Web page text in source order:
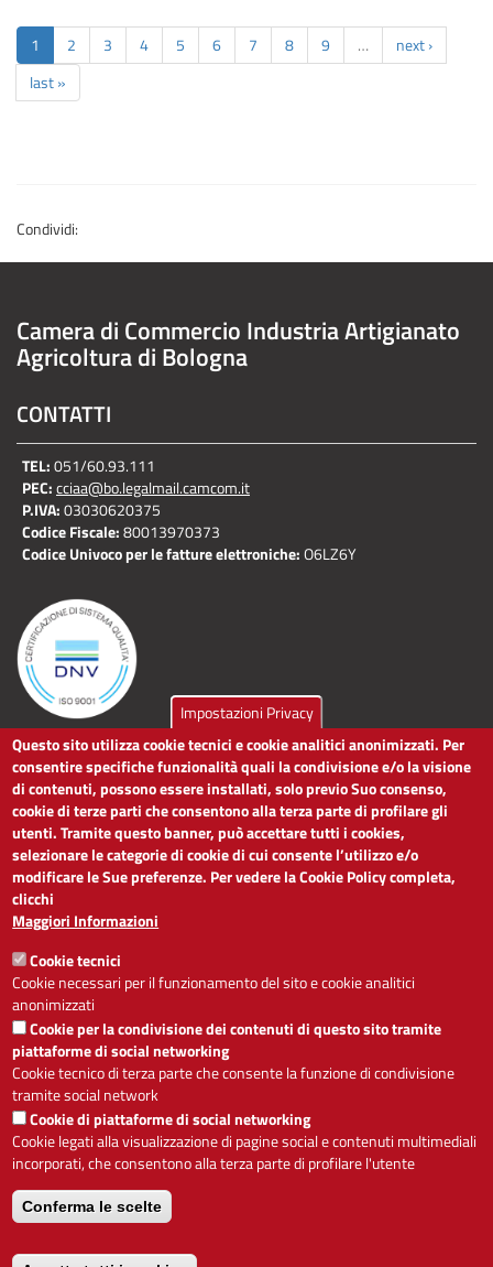
1 2 3 4 5 6 7 8 9 …
next ›
last »
Condividi:
Camera di Commercio Industria Artigianato
Agricoltura di Bologna
CONTATTI
TEL:051/60.93.111
PEC:cciaa@bo.legalmail.camcom.it
P.IVA:03030620375
Codice Fiscale:80013970373
Codice Univoco per le fatture elettroniche:O6LZ6Y
LINK UTILI
Dichiarazione di accessibilità
Obiettivi di accessibilità
Segnalaci problemi di accessibilità
Note legali
Privacy
Accesso riservato
ACCESSIBILITÀ
- A +
Alto contrasto
Servizio realizzato da
Impostazioni Privacy
Questo sito utilizza cookie tecnici e cookie analitici anonimizzati. Per
consentire specifiche funzionalità quali la condivisione e/o la visione
di contenuti, possono essere installati, solo previo Suo consenso,
cookie di terze parti che consentono alla terza parte di profilare gli
utenti. Tramite questo banner, può accettare tutti i cookies,
selezionare le categorie di cookie di cui consente l’utilizzo e/o
modificare le Sue preferenze. Per vedere la Cookie Policy completa,
clicchi
Maggiori Informazioni
Cookie tecnici
Cookie necessari per il funzionamento del sito e cookie analitici
anonimizzati
Cookie per la condivisione dei contenuti di questo sito tramite
piattaforme di social networking
Cookie tecnico di terza parte che consente la funzione di condivisione
tramite social network
Cookie di piattaforme di social networking
Cookie legati alla visualizzazione di pagine social e contenuti multimediali
incorporati, che consentono alla terza parte di profilare l'utente
Conferma le scelte